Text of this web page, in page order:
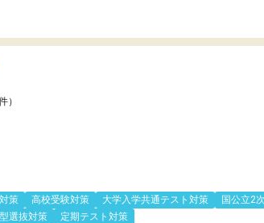
）
策 高校受験対策 大学入学共通テスト対策
国公立2
選抜対策 定期テスト対策